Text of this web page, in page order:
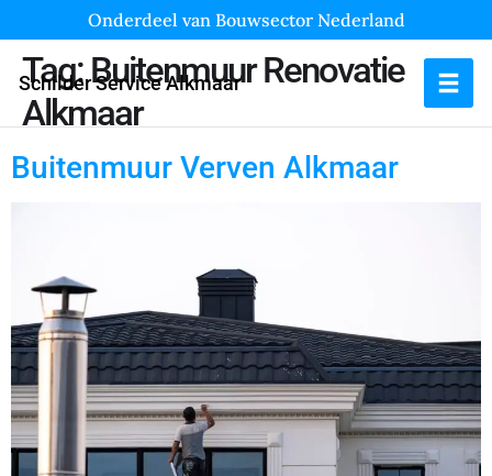
Onderdeel van Bouwsector Nederland
Schilder Service Alkmaar
Tag:Buitenmuur Renovatie
Alkmaar
Buitenmuur Verven Alkmaar